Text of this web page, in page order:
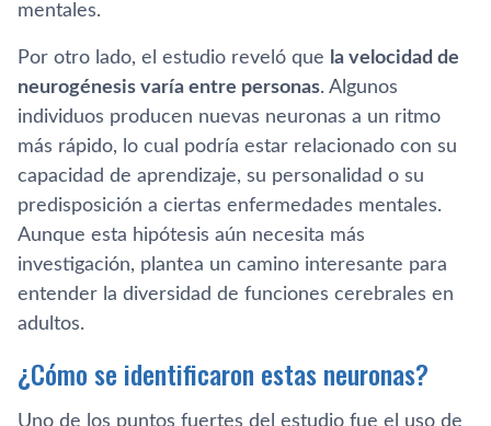
mentales.
Por otro lado, el estudio reveló que la velocidad de
neurogénesis varía entre personas. Algunos
individuos producen nuevas neuronas a un ritmo
más rápido, lo cual podría estar relacionado con su
capacidad de aprendizaje, su personalidad o su
predisposición a ciertas enfermedades mentales.
Aunque esta hipótesis aún necesita más
investigación, plantea un camino interesante para
entender la diversidad de funciones cerebrales en
adultos.
¿Cómo se identificaron estas neuronas?
Uno de los puntos fuertes del estudio fue el uso de